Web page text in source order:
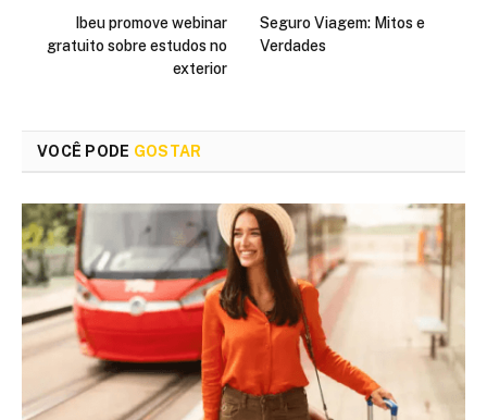
Ibeu promove webinar
gratuito sobre estudos no
exterior
Seguro Viagem: Mitos e
Verdades
VOCÊ PODE GOSTAR